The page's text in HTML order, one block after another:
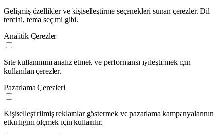
Gelişmiş özellikler ve kişiselleştirme seçenekleri sunan çerezler. Dil
tercihi, tema seçimi gibi.
Analitik Çerezler
Site kullanımını analiz etmek ve performansı iyileştirmek için
kullanılan çerezler.
Pazarlama Çerezleri
Kişiselleştirilmiş reklamlar göstermek ve pazarlama kampanyalarının
etkinliğini ölçmek için kullanılır.